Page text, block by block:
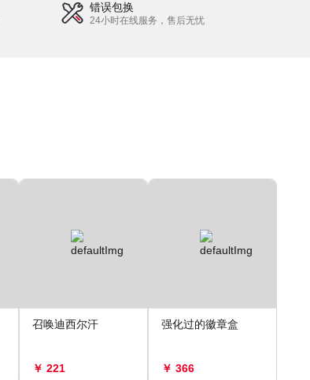
错误包换
24小时在线服务，售后无忧
召唤迪西尔汗
￥ 221
强化过的徽章盒
￥ 366